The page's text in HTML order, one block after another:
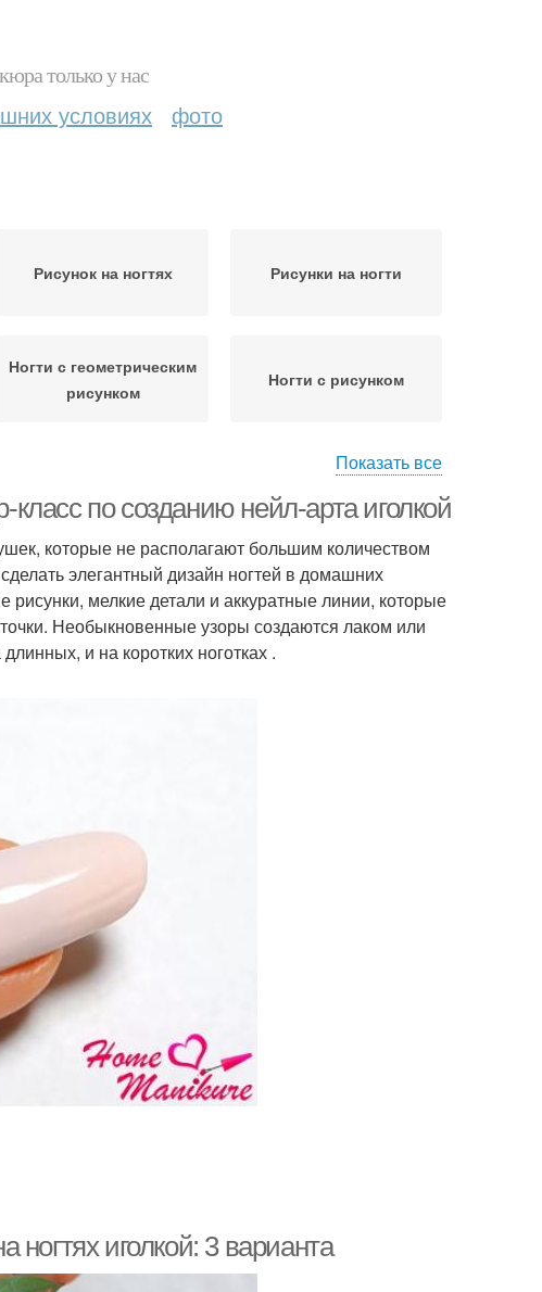
только у нас
условиях фото
Рисунок на ногтях Рисунки на ногти
Ногти с геометрическим
рисунком
Ногти с рисунком
Детские рисунки Маникюр с рисунками
Показать все
класс по созданию нейл-арта иголкой
которые не располагают большим количеством
элегантный дизайн ногтей в домашних
мелкие детали и аккуратные линии, которые
Необыкновенные узоры создаются лаком или
и на коротких ноготках .
ногтях иголкой: 3 варианта